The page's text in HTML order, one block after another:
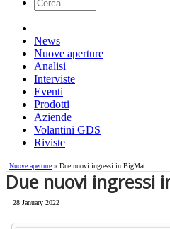
News
Nuove aperture
Analisi
Interviste
Eventi
Prodotti
Aziende
Volantini GDS
Riviste
Nuove aperture » Due nuovi ingressi in BigMat
Due nuovi ingressi
28 January 2022